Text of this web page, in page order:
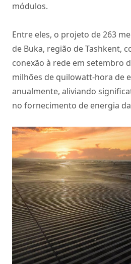
módulos.
Entre eles, o projeto de 263
de Buka, região de Tashkent,
conexão à rede em setembro
milhões de quilowatt-hora de
anualmente, aliviando
no fornecimento de energia